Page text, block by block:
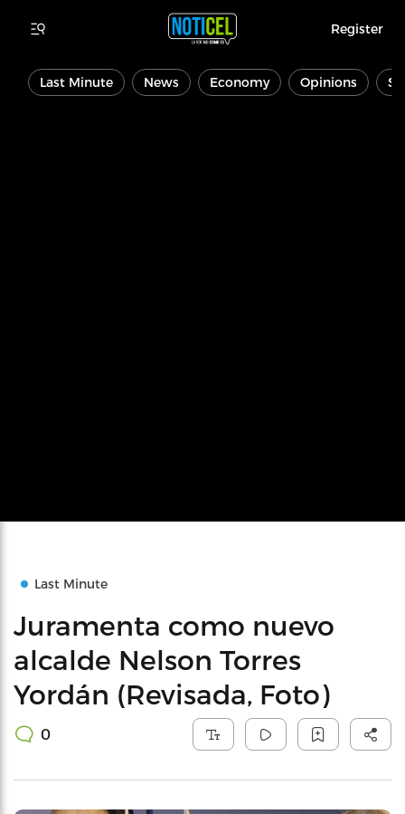
Register
Last Minute News Economy Opinions
Last Minute
Juramenta como nuevo
alcalde Nelson Torres
Yordán (Revisada, Foto)
0